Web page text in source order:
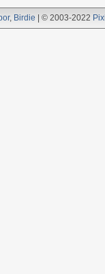
, Birdie | © 2003-2022